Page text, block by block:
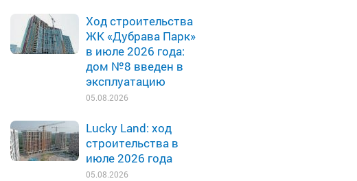
Ход строительства
ЖК «Дубрава Парк»
в июле 2026 года:
дом №8 введен в
эксплуатацию
05.08.2026
Lucky Land: ход
строительства в
июле 2026 года
05.08.2026